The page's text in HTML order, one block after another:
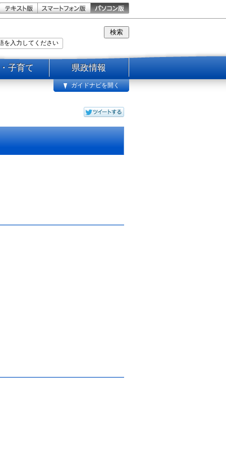
子育て 県政情報
ガイドナビを開く